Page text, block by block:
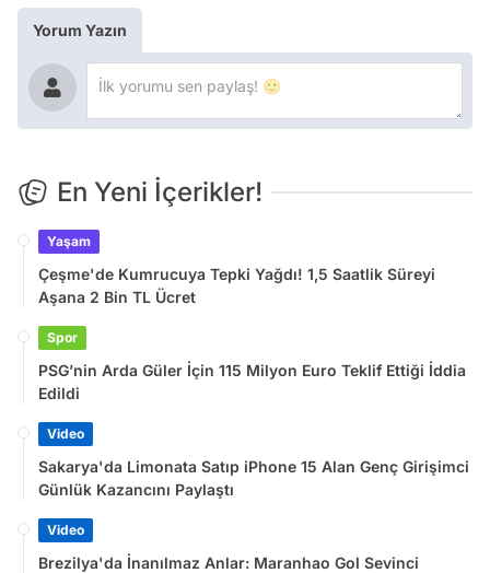
Yorum Yazın
En Yeni İçerikler!
Yaşam
Çeşme'de Kumrucuya Tepki Yağdı! 1,5 Saatlik Süreyi
Aşana 2 Bin TL Ücret
Spor
PSG’nin Arda Güler İçin 115 Milyon Euro Teklif Ettiği İddia
Edildi
Video
Sakarya'da Limonata Satıp iPhone 15 Alan Genç Girişimci
Günlük Kazancını Paylaştı
Video
Brezilya'da İnanılmaz Anlar: Maranhao Gol Sevinci